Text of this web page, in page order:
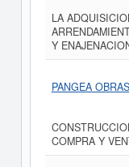
LA
Y
PANGEA
COMPRA Y